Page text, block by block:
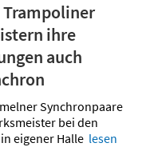
Trampoliner
ihre
auch
Synchronpaare
bei den
eigener Halle lesen